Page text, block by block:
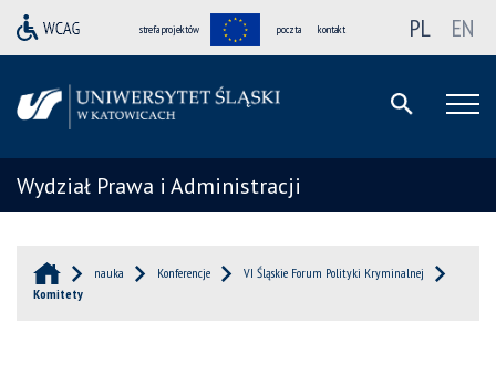
strefa projektów poczta kontakt PL EN
Wydział Prawa i Administracji
nauka Konferencje
VI Śląskie Forum Polityki Kryminalnej
Komitety